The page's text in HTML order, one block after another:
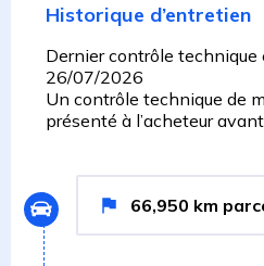
Historique d’entretien
Dernier contrôle technique
26/07/2026
Un contrôle technique de
présenté à l’acheteur
66,950 km